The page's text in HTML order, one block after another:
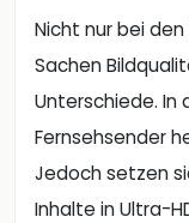
Nicht nur bei
Sachen
Unterschiede. In
Fernsehsender
Jedoch setzen
Inhalte in Ultra-